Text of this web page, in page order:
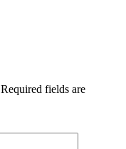
Required fields are